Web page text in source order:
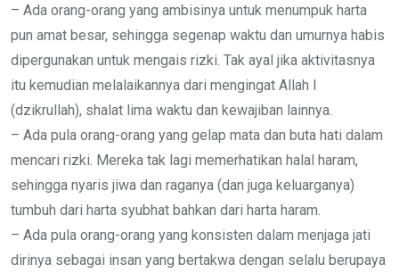
– Ada orang-orang yang ambisinya untuk menumpuk harta
pun amat besar, sehingga segenap waktu dan umurnya habis
dipergunakan untuk mengais rizki. Tak ayal jika aktivitasnya
itu kemudian melalaikannya dari mengingat Allah l
(dzikrullah), shalat lima waktu dan kewajiban lainnya.
– Ada pula orang-orang yang gelap mata dan buta hati dalam
mencari rizki. Mereka tak lagi memerhatikan halal haram,
sehingga nyaris jiwa dan raganya (dan juga keluarganya)
tumbuh dari harta syubhat bahkan dari harta haram.
– Ada pula orang-orang yang konsisten dalam menjaga jati
dirinya sebagai insan yang bertakwa dengan selalu berupaya